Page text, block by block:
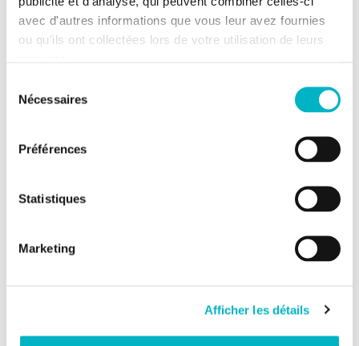
avec d'autres informations que vous leur avez fournies
ou qu'ils ont collectées lors de votre utilisation de leurs
Nécessaires
Préférences
Statistiques
Marketing
Afficher les détails
360 000 €
Un appartement au 7e
étage